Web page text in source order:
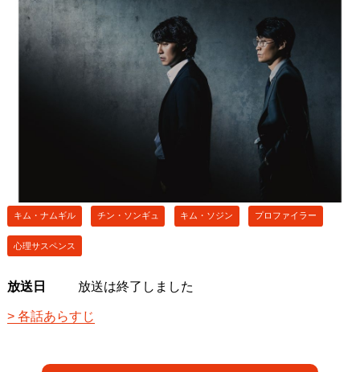
キム・ナムギル チン・ソンギュ キム・ソジン プロファイラー
心理サスペンス
放送日 放送は終了しました
各話あらすじ